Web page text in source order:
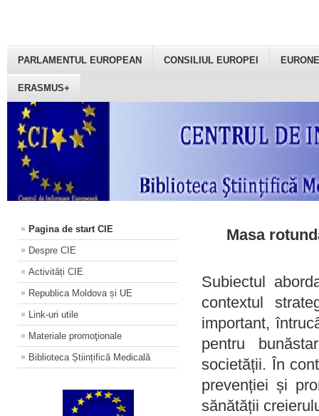
PARLAMENTUL EUROPEAN CONSILIUL EUROPEI
ERASMUS+
Pagina de start CIE
Despre CIE
Activități CIE
Republica Moldova și UE
Link-uri utile
Materiale promoţionale
Biblioteca Științifică Medicală
Masa
Subiectul
contextul
important,
pentru
societății. În
prevenției și
sănătății